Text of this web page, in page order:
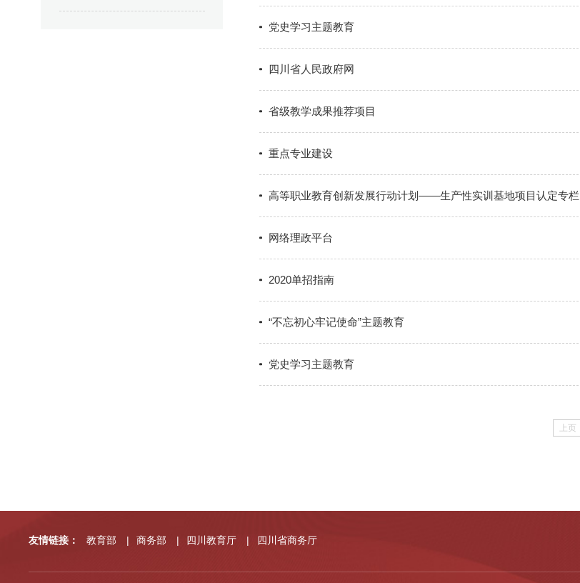
党史学习主题教育
四川省人民政府网
省级教学成果推荐项目
重点专业建设
高等职业教育创新发展行动计划——生产性实训基地项目认定专栏
网络理政平台
2020单招指南
“不忘初心牢记使命”主题教育
党史学习主题教育
上页
友情链接： 教育部 商务部 四川教育厅 四川省商务厅